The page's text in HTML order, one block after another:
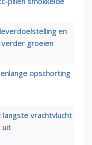
en
groeien
opschorting
langste vrachtvlucht
uit